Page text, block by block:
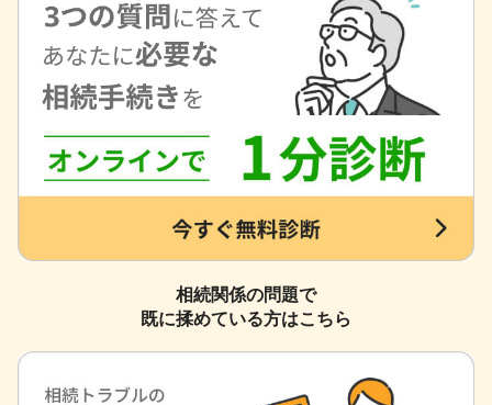
相続関係の問題で
既に揉めている方はこちら